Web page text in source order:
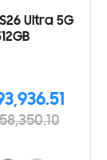
Ultra 5G